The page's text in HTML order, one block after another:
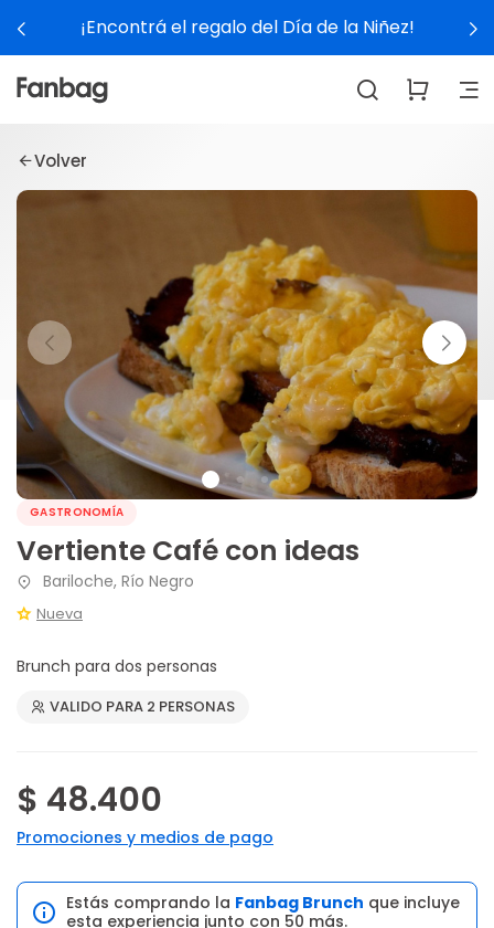
¡Encontrá el regalo del Día de la Niñez!
Volver
GASTRONOMÍA
Vertiente Café con ideas
Bariloche, Río Negro
Nueva
Brunch para dos personas
VALIDO PARA 2 PERSONAS
$ 48.400
Promociones y medios de pago
Estás comprando la Fanbag Brunch que incluye
esta experiencia junto con 50 más.